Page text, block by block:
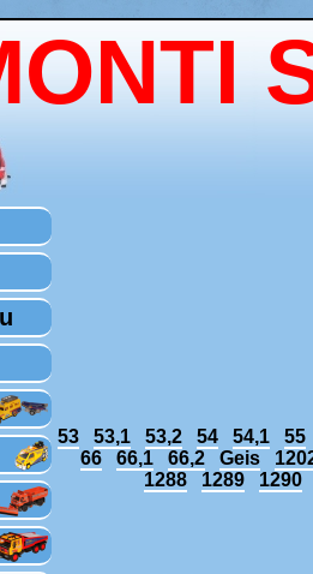
53 53,1 53,2 54 54,1
55
66
66,1 66,2 Geis
1288
1289 1290